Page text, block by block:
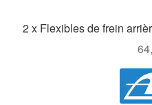
2 x Flexibles de frein